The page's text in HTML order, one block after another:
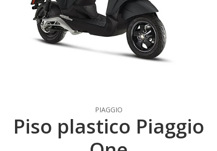
PIAGGIO
Piso plastico Piaggio